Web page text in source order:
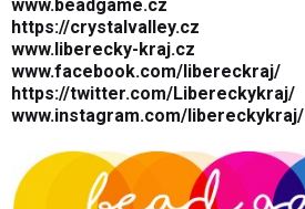
www.beadgame.cz
https://crystalvalley.cz
www.liberecky-kraj.cz
www.facebook.com/libereckraj/
https://twitter.com/Libereckykraj/
www.instagram.com/libereckykraj/